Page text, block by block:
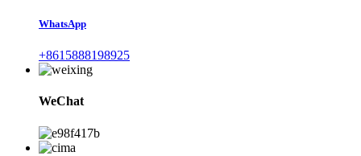
WhatsApp
+8615888198925
WeChat